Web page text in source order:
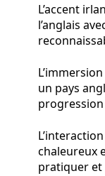
L’accent
l’anglais
un pays
chaleureux
pratiquer et